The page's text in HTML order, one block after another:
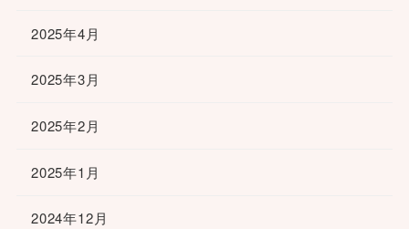
2025年4月
2025年3月
2025年2月
2025年1月
2024年12月